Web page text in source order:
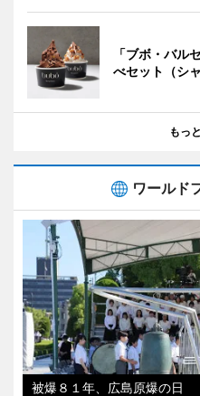
「ブボ・バル
べセット（シ
もっ
ワールド
被爆８１年、広島原爆の日